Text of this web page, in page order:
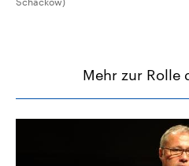
Mehr zur Rolle